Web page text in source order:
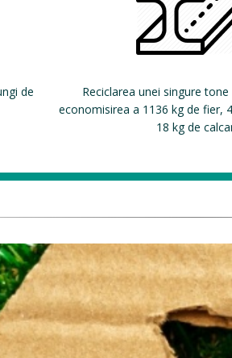
de
Reciclarea unei singure
economisirea a 1136 kg de fier,
18 kg de